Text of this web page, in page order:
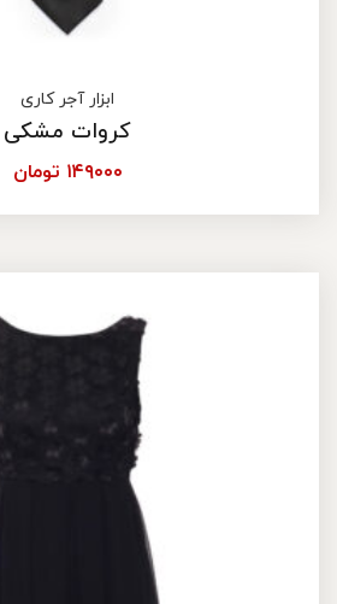
ابزار آجر کاری
کروات مشکی
۱۴۹۰۰۰ تومان